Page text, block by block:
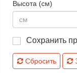
Высота (см)
Сохранить
Сбросить